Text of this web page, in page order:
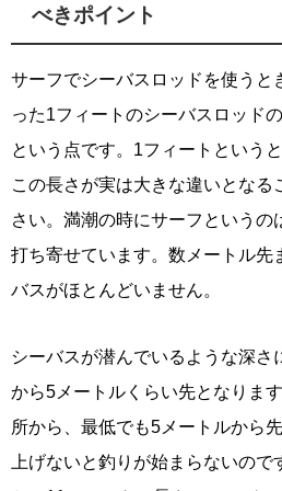
べきポイント
サーフでシーバスロッドを使うと
った1フィートのシーバスロッド
という点です。1フィートという
この長さが実は大きな違いとなる
さい。満潮の時にサーフというの
打ち寄せています。数メートル先
バスがほとんどいません。
シーバスが潜んでいるような深さ
から5メートルくらい先となりま
所から、最低でも5メートルから
上げないと釣りが始まらないの